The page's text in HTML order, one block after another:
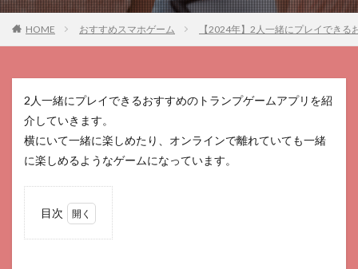
HOME おすすめスマホゲーム 【2024年】2人一緒にプレイでき
2人一緒にプレイできるおすすめのトランプゲームアプリを紹
介していきます。
横にいて一緒に楽しめたり、オンラインで離れていても一緒
に楽しめるようなゲームになっています。
目次